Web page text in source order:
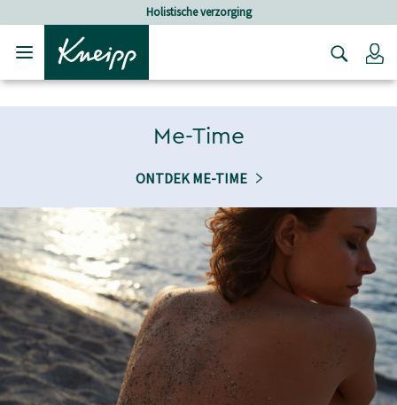
Verder gaan naar hoofdinhoud.
Verder gaan naar de footerHolistische verzorging
Me-Time
ONTDEK ME-TIME